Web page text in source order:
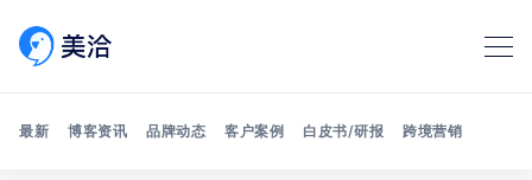
最新 博客资讯 品牌动态 客户案例 白皮书/研报 跨境营销